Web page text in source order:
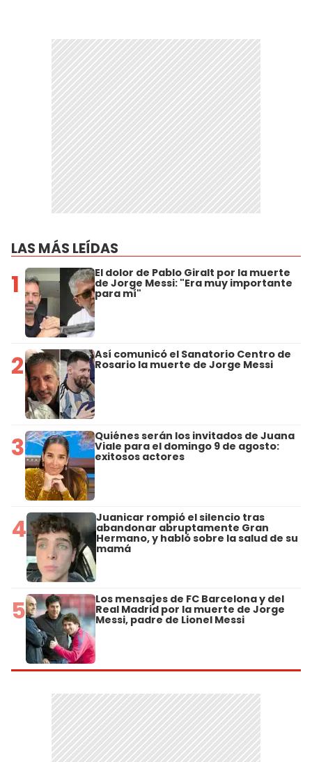
LAS MÁS LEÍDAS
1 El dolor de Pablo Giralt por la muerte
de Jorge Messi: "Era muy importante
para mí"
2 Así comunicó el Sanatorio Centro de
Rosario la muerte de Jorge Messi
3 Quiénes serán los invitados de Juana
Viale para el domingo 9 de agosto:
exitosos actores
4 Juanicar rompió el silencio tras
abandonar abruptamente Gran
Hermano, y habló sobre la salud de su
mamá
5 Los mensajes de FC Barcelona y del
Real Madrid por la muerte de Jorge
Messi, padre de Lionel Messi